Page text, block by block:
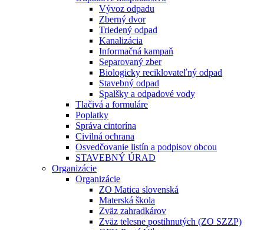
Vývoz odpadu
Zberný dvor
Triedený odpad
Kanalizácia
Informačná kampaň
Separovaný zber
Biologicky reciklovateľný odpad
Stavebný odpad
Spalšky a odpadové vody
Tlačivá a formuláre
Poplatky
Správa cintorína
Civilná ochrana
Osvedčovanie listín a podpisov obcou
STAVEBNÝ ÚRAD
Organizácie
Organizácie
ZO Matica slovenská
Materská škola
Zväz zahradkárov
Zväz telesne postihnutých (ZO SZZP)